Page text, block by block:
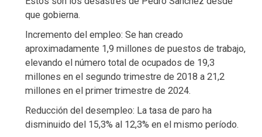
que gobierna.
Incremento del empleo: Se han creado
aproximadamente 1,9 millones de puestos de trabajo,
elevando el número total de ocupados de 19,3
millones en el segundo trimestre de 2018 a 21,2
millones en el primer trimestre de 2024.​
Reducción del desempleo: La tasa de paro ha
disminuido del 15,3% al 12,3% en el mismo período. ​